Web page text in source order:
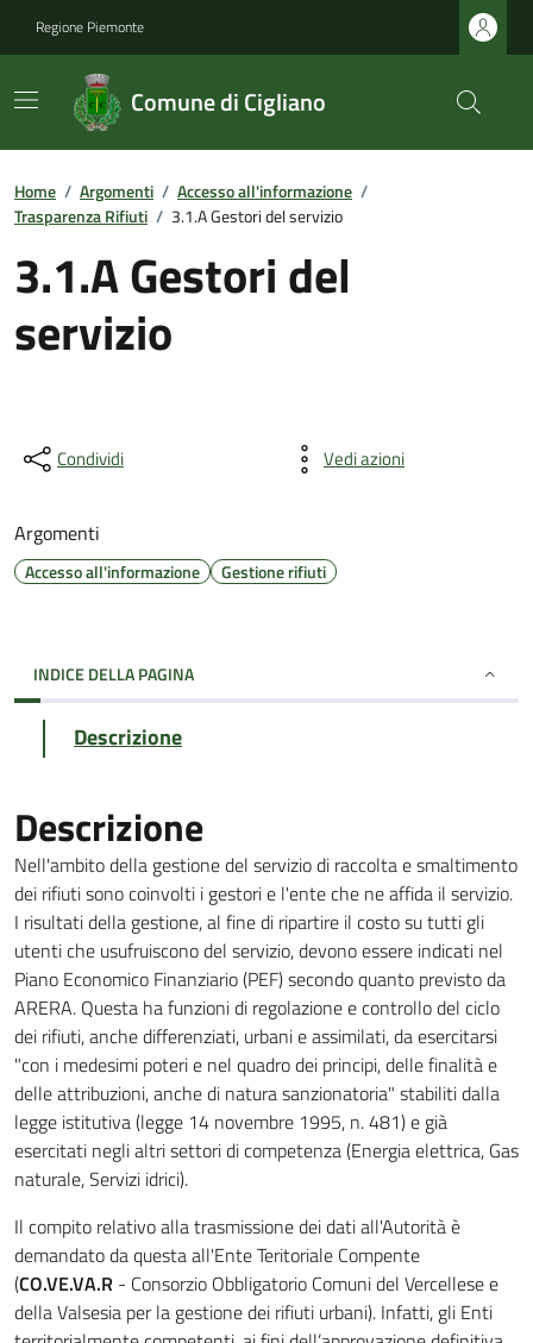
Regione Piemonte
Comune di Cigliano
Home / Argomenti / Accesso all'informazione /
Trasparenza Rifiuti / 3.1.A Gestori del servizio
3.1.A Gestori del
servizio
Condividi Vedi azioni
Argomenti
Accesso all'informazione Gestione rifiuti
INDICE DELLA PAGINA
Descrizione
Descrizione
Nell'ambito della gestione del servizio di raccolta e smaltimento
dei rifiuti sono coinvolti i gestori e l'ente che ne affida il servizio.
I risultati della gestione, al fine di ripartire il costo su tutti gli
utenti che usufruiscono del servizio, devono essere indicati nel
Piano Economico Finanziario (PEF) secondo quanto previsto da
ARERA. Questa ha funzioni di regolazione e controllo del ciclo
dei rifiuti, anche differenziati, urbani e assimilati, da esercitarsi
"con i medesimi poteri e nel quadro dei principi, delle finalità e
delle attribuzioni, anche di natura sanzionatoria" stabiliti dalla
legge istitutiva (legge 14 novembre 1995, n. 481) e già
esercitati negli altri settori di competenza (Energia elettrica, Gas
naturale, Servizi idrici).
Il compito relativo alla trasmissione dei dati all'Autorità è
demandato da questa all'Ente Teritoriale Compente
(CO.VE.VA.R - Consorzio Obbligatorio Comuni del Vercellese e
della Valsesia per la gestione dei rifiuti urbani). Infatti, gli Enti